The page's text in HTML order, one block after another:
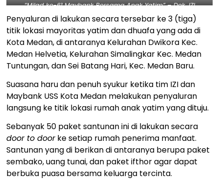
“Milad ke-61 Maybank Bersama Anak Yatim” – Dok. IZI
Penyaluran di lakukan secara tersebar ke 3 (tiga)
titik lokasi mayoritas yatim dan dhuafa yang ada di
Kota Medan, di antaranya Kelurahan Dwikora Kec.
Medan Helvetia, Kelurahan Simalingkar Kec. Medan
Tuntungan, dan Sei Batang Hari, Kec. Medan Baru.
Suasana haru dan penuh syukur ketika tim IZI dan
Maybank USS Kota Medan melakukan penyaluran
langsung ke titik lokasi rumah anak yatim yang dituju.
Sebanyak 50 paket santunan ini di lakukan secara
door to doorke setiap rumah penerima manfaat.
Santunan yang di berikan di antaranya berupa paket
sembako, uang tunai, dan paket ifthor agar dapat
berbuka puasa bersama keluarga tercinta.